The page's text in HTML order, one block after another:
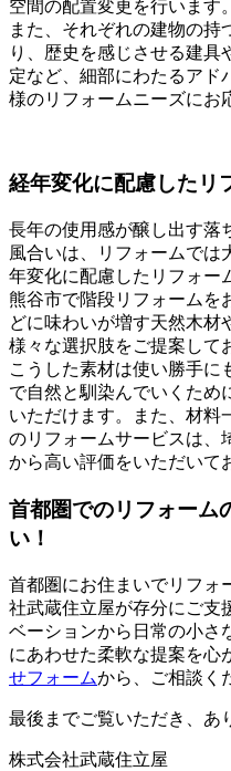
空間の配置変更を行います。
また、それぞれの建物の持
り、歴史を感じさせる建具
定など、細部にわたるアド
様のリフォームニーズにお
経年変化に配慮したリ
長年の使用感が醸し出す落
風合いは、リフォームでは
年変化に配慮したリフォー
熊谷市で階段リフォームを
どに味わいが増す天然木材
様々な選択肢をご提案して
こうした素材は使い勝手に
で自然と馴染んでいくため
いただけます。また、材料
のリフォームサービスは、
から高い評価をいただいて
首都圏でのリフォーム
い！
首都圏にお住まいでリフォ
社武蔵住立屋が存分にご支
ベーションから日常の小さ
にあわせた柔軟な提案を心
せフォームから、ご相談く
最後までご覧いただき、あ
株式会社武蔵住立屋